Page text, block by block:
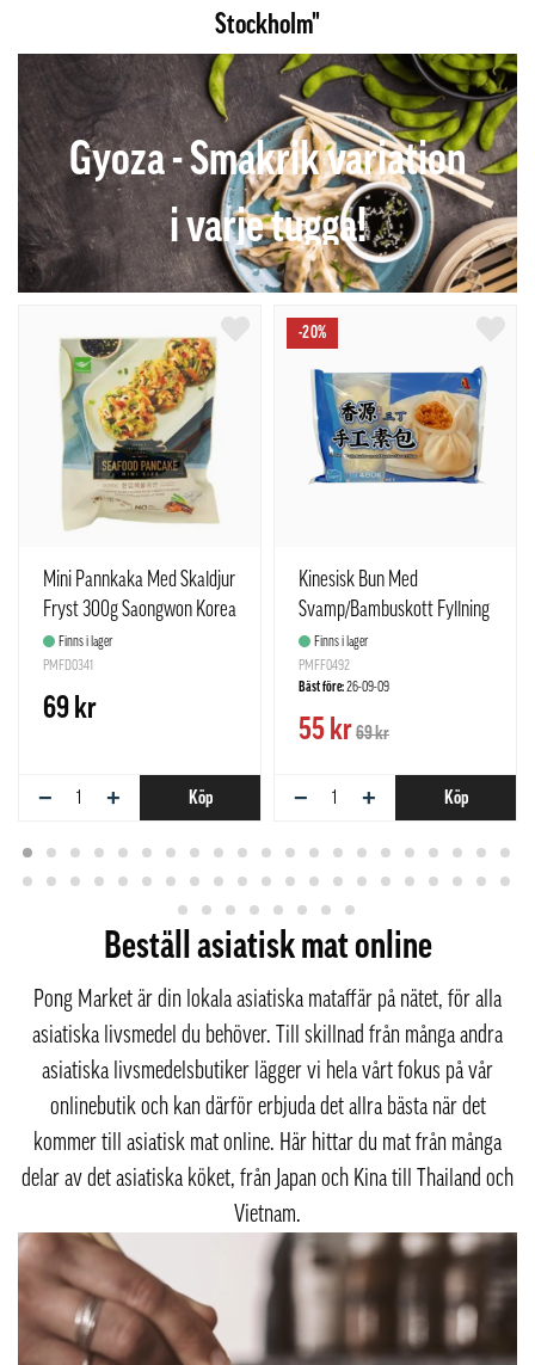
Stockholm"
Gyoza - Smakrik variation
i varje tugga!
Mini Pannkaka Med Skaldjur
Fryst 300g Saongwon Korea
Finns i lager
PMFD0341
69 kr
− + Köp
-20%
Kinesisk Bun Med
Svamp/Bambuskott Fyllning
Fryst 480g Freshasia Kina
Finns i lager
PMFF0492
Bäst före:26-09-09
55 kr69 kr
− + Köp
Beställ asiatisk mat online
Pong Market är din lokala asiatiska mataffär på nätet, för alla
asiatiska livsmedel du behöver. Till skillnad från många andra
asiatiska livsmedelsbutiker lägger vi hela vårt fokus på vår
onlinebutik och kan därför erbjuda det allra bästa när det
kommer till asiatisk mat online. Här hittar du mat från många
delar av det asiatiska köket, från Japan och Kina till Thailand och
Vietnam.